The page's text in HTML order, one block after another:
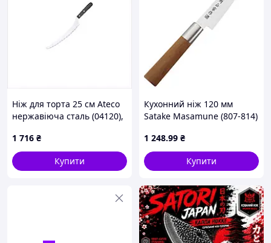
обвалювальний кухонний ніж
для м’яса / обробки / кухні
нержавіюча сталь 40Cr13
Ніж для торта 25 см Ateco
нержавіюча сталь (04120),
1 716 ₴
Купити
Кухонний ніж 120 мм
Satake Masamune (807-814)
1 248.99 ₴
Купити